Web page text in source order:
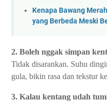
Kenapa Bawang
yang Berbeda Meski
2. Boleh nggak simpan
Tidak disarankan. Suhu
gula, bikin rasa dan tekstur
3. Kalau kentang udah